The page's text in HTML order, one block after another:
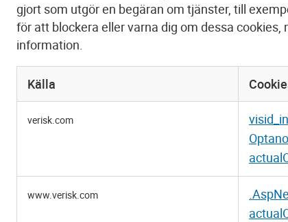
gjort som utgör en begäran om tjänster, till
för att blockera eller varna dig om dessa
information.
nödvändiga
Källa
verisk.com
www.verisk.com